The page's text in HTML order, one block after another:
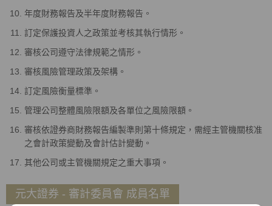
年度財務報告及半年度財務報告。
訂定保護投資人之政策並考核其執行情形。
審核公司遵守法律規範之情形。
審核風險管理政策及架構。
訂定風險衡量標準。
管理公司整體風險限額及各單位之風險限額。
審核依證券商財務報告編製準則第十條規定，需經主管機關核准
之會計政策變動及會計估計變動。
其他公司或主管機關規定之重大事項。
元大證券 - 審計委員會 成員名單